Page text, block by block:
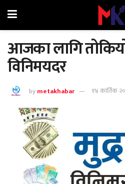
आजका लागि
विनिमयदर
bymetakhabar १४ कार्तिक